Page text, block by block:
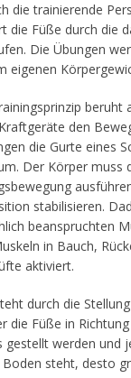
die trainierende
die Füße durch die
Die Übungen
eigenen
beruht
den
die Gurte eines
Der Körper muss
stabilisieren.
beanspruchten
in Bauch,
aktiviert.
durch die
die Füße in
gestellt werden und
steht, desto